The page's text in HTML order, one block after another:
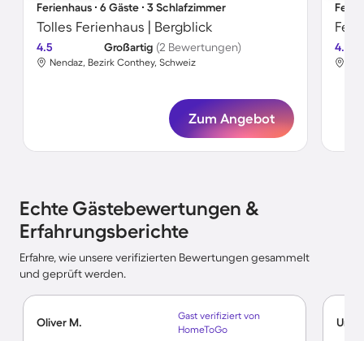
Ferienhaus ∙ 6 Gäste ∙ 3 Schlafzimmer
Tolles Ferienhaus | Bergblick
4.5 Großartig (2 Bewertungen)
Nendaz, Bezirk Conthey, Schweiz
Zum Angebot
4.6
Echte Gästebewertungen &
Erfahrungsberichte
Erfahre, wie unsere verifizierten Bewertungen gesammelt
und geprüft werden.
Oliver M.
Gast verifiziert von
HomeToGo